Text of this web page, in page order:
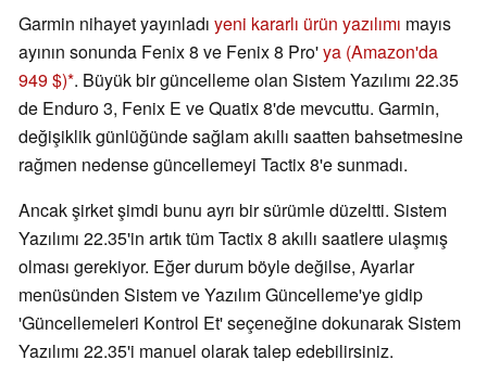
Garmin nihayet yayınladı yeni kararlı ürün yazılımı mayıs
ayının sonunda Fenix 8 ve Fenix 8 Pro'ya (Amazon'da
949 $) . Büyük bir güncelleme olan Sistem Yazılımı 22.35
de Enduro 3, Fenix E ve Quatix 8'de mevcuttu. Garmin,
değişiklik günlüğünde sağlam akıllı saatten bahsetmesine
rağmen nedense güncellemeyi Tactix 8'e sunmadı.
Ancak şirket şimdi bunu ayrı bir sürümle düzeltti. Sistem
Yazılımı 22.35'in artık tüm Tactix 8 akıllı saatlere ulaşmış
olması gerekiyor. Eğer durum böyle değilse, Ayarlar
menüsünden Sistem ve Yazılım Güncelleme'ye gidip
'Güncellemeleri Kontrol Et' seçeneğine dokunarak Sistem
Yazılımı 22.35'i manuel olarak talep edebilirsiniz.